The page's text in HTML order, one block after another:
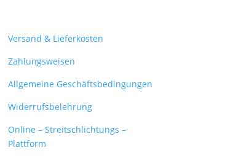
Versand & Lieferkosten
Zahlungsweisen
Allgemeine Geschäftsbedingungen
Widerrufsbelehrung
Online – Streitschlichtungs –
Plattform